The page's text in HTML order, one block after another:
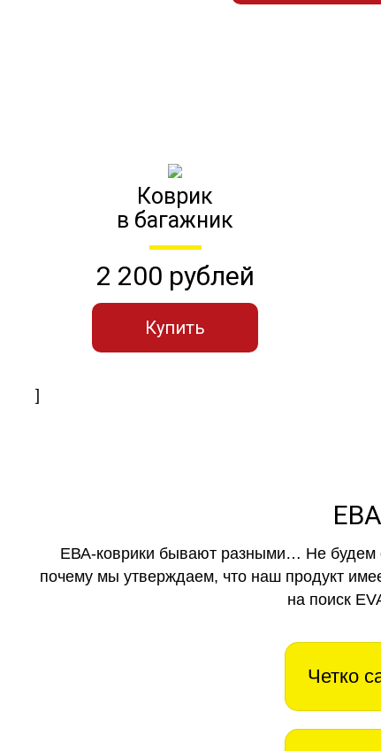
Коврик
в багажник
2 200 рублей
Купить
]
ЕВА-коврики бывают разными… Не будем
почему мы утверждаем, что наш продукт
на поиск
Четко